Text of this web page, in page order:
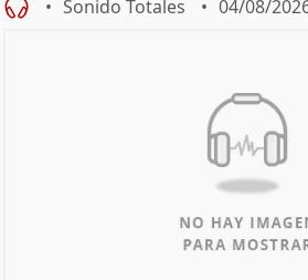
Sonido Totales 04/08/